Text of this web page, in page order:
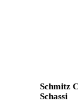
Schmitz
Schassi